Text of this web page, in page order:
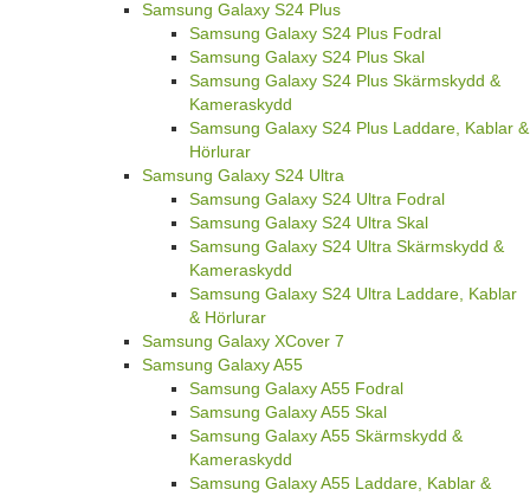
Samsung Galaxy S24 Plus
Samsung Galaxy S24 Plus Fodral
Samsung Galaxy S24 Plus Skal
Samsung Galaxy S24 Plus Skärmskydd &
Kameraskydd
Samsung Galaxy S24 Plus Laddare, Kablar &
Hörlurar
Samsung Galaxy S24 Ultra
Samsung Galaxy S24 Ultra Fodral
Samsung Galaxy S24 Ultra Skal
Samsung Galaxy S24 Ultra Skärmskydd &
Kameraskydd
Samsung Galaxy S24 Ultra Laddare, Kablar
& Hörlurar
Samsung Galaxy XCover 7
Samsung Galaxy A55
Samsung Galaxy A55 Fodral
Samsung Galaxy A55 Skal
Samsung Galaxy A55 Skärmskydd &
Kameraskydd
Samsung Galaxy A55 Laddare, Kablar &